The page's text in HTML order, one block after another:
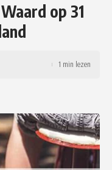
op 31
1 min lezen